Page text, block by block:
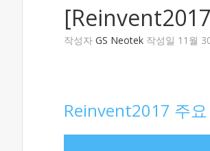
작성자 GS Neotek 작성일 11월
Reinvent2017 주